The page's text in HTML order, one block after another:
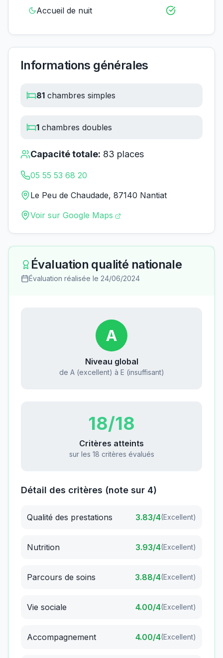
Accueil de nuit
Informations générales
81 chambres simples
1 chambres doubles
Capacité totale: 83 places
05 55 53 68 20
Le Peu de Chaudade, 87140 Nantiat
Voir sur Google Maps
Évaluation qualité nationale
Évaluation réalisée le 24/06/2024
A
Niveau global
de A (excellent) à E (insuffisant)
18/18
Critères atteints
sur les 18 critères évalués
Détail des critères (note sur 4)
Qualité des prestations 3.83/4(Excellent)
Nutrition 3.93/4(Excellent)
Parcours de soins 3.88/4(Excellent)
Vie sociale 4.00/4(Excellent)
Accompagnement 4.00/4(Excellent)